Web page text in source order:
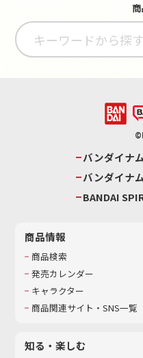
商
バンダイナ
バンダイナ
BANDAI
商品情報
商品検索
発売カレンダー
キャラクター
商品関連サイト・SNS一覧
知る・楽しむ